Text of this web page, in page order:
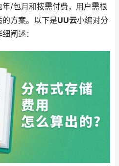
/包月和按需付费，用户需根
方案。以下是UU云小编对分
阐述：